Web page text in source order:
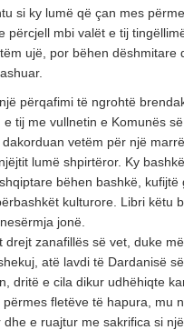
si ky lumë që çan mes
përcjell mbi valët e tij
ujë, por bëhen dëshmitare
përqafimi të ngrohtë
tij me vullnetin e Komunës së
vetëm për një
lumë shpirtëror. Ky
bëhen bashkë, kufijtë
kulturore. Libri këtu
jonë.
drejt zanafillës së vet, duke
atë lavdi të Dardanisë
dritë e cila dikur udhëhiqte
fletëve të hapura, mu
e ruajtur me sakrifica si